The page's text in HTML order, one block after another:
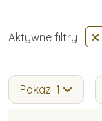
Aktywne filtry
Pokaz: 1